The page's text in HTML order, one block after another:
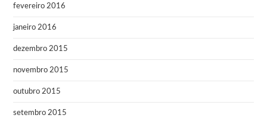
fevereiro 2016
janeiro 2016
dezembro 2015
novembro 2015
outubro 2015
setembro 2015